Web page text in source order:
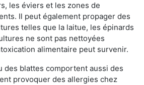
les éviers et les zones de
Il peut également propager des
telles que la laitue, les épinards
ne sont pas nettoyées
alimentaire peut survenir.
des blattes comportent aussi des
provoquer des allergies chez